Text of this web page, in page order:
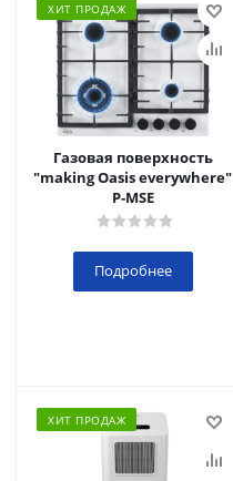
ХИТ ПРОДАЖ
Газовая поверхность
"making Oasis everywhere"
P-MSE
Подробнее
ХИТ ПРОДАЖ